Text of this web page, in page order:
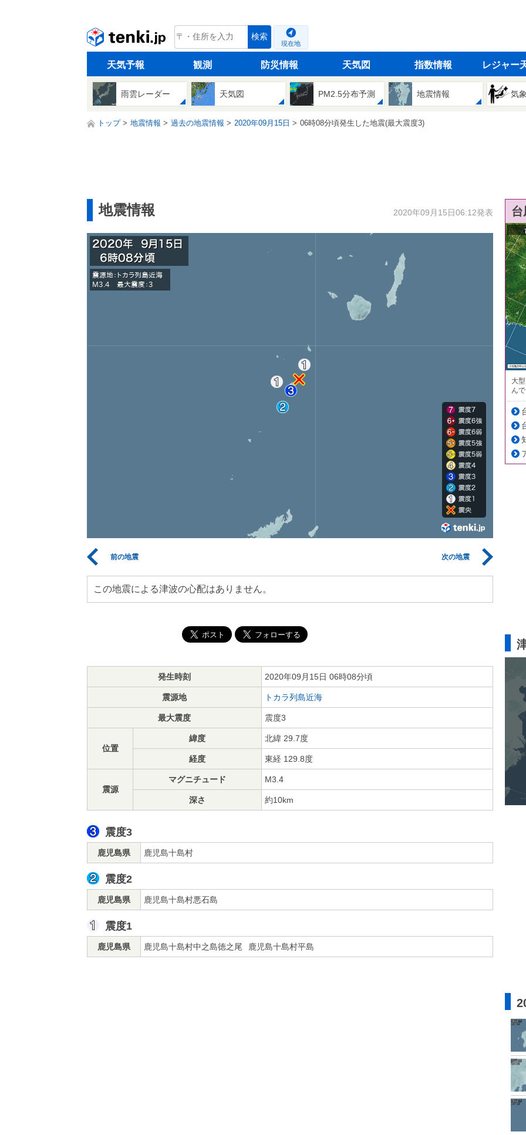
tenki.jp 検索
現在地
天気予報 観測 防災情報 天気図 指数情報 レジャー
雨雲レーダー 天気図 PM2.5分布予測 地震情報 気
トップ 地震情報 過去の地震情報 2020年09月15日 06時08分頃発生した地震(最大震度3)
地震情報 2020年09月15日06:12発表
前の地震 次の地震
この地震による津波の心配はありません。
発生時刻 2020年09月15日 06時08分頃
震源地 トカラ列島近海
最大震度 震度3
位置
緯度 北緯 29.7度
経度 東経 129.8度
震源
マグニチュード M3.4
深さ 約10km
震度3
鹿児島県 鹿児島十島村
震度2
鹿児島県 鹿児島十島村悪石島
震度1
鹿児島県 鹿児島十島村中之島徳之尾 鹿児島十島村平島
大
ん